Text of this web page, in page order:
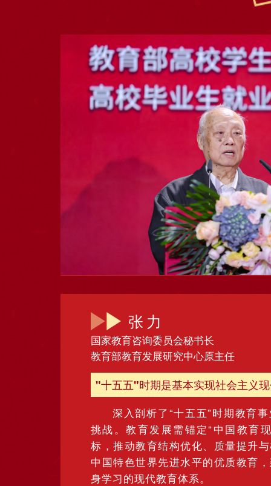
张力
国家教育咨询委员会秘书长
教育部教育发展研究中心原主任
"十五五"时期是基本实现社会主义
深入剖析了“十五五”时期教育
挑战。教育发展需锚定“中国教育
标，推动教育结构优化、质量提升
中国特色世界先进水平的优质教育
身学习的现代教育体系。